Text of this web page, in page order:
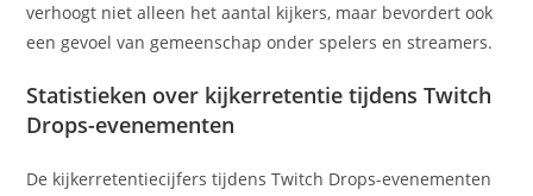
verhoogt niet alleen het aantal kijkers, maar bevordert ook
een gevoel van gemeenschap onder spelers en streamers.
Statistieken over kijkerretentie tijdens Twitch
Drops-evenementen
De kijkerretentiecijfers tijdens Twitch Drops-evenementen